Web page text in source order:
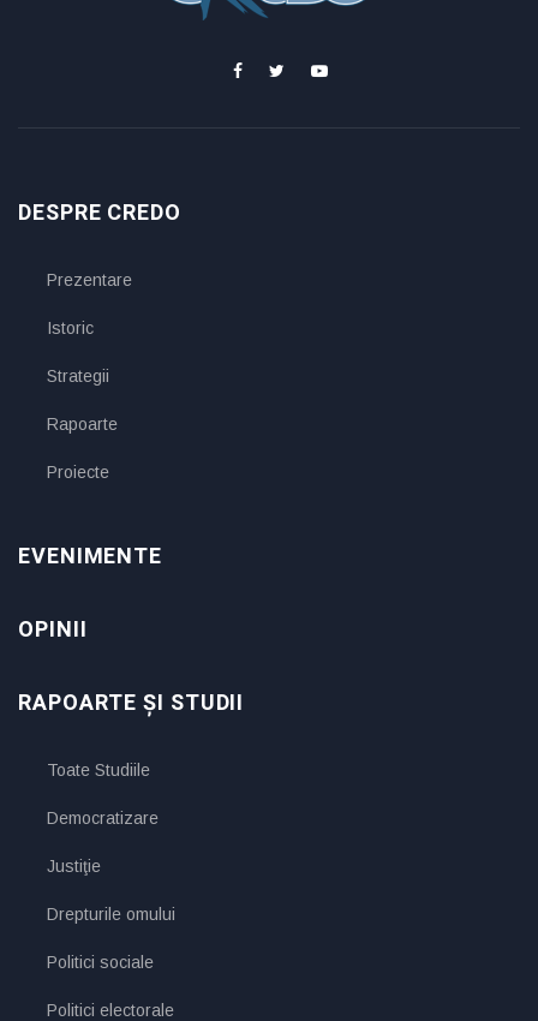
DESPRE CREDO
Prezentare
Istoric
Strategii
Rapoarte
Proiecte
EVENIMENTE
OPINII
RAPOARTE ȘI STUDII
Toate Studiile
Democratizare
Justiţie
Drepturile omului
Politici sociale
Politici electorale